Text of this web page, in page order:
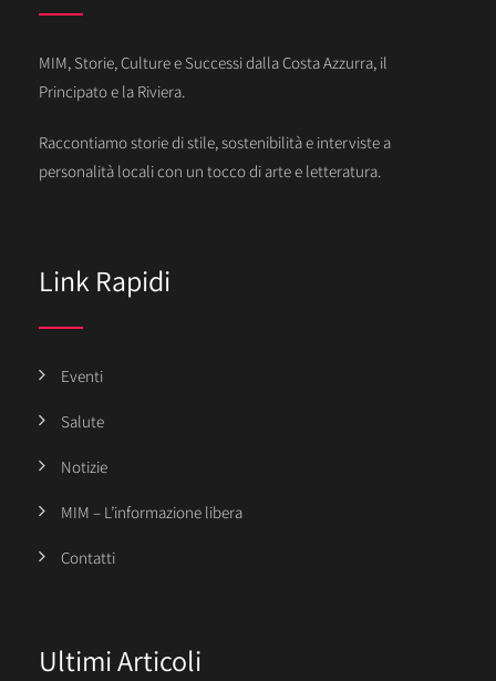
MIM, Storie, Culture e Successi dalla Costa Azzurra, il
Principato e la Riviera.
Raccontiamo storie di stile, sostenibilità e interviste a
personalità locali con un tocco di arte e letteratura.
Link Rapidi
Eventi
Salute
Notizie
MIM – L’informazione libera
Contatti
Ultimi Articoli